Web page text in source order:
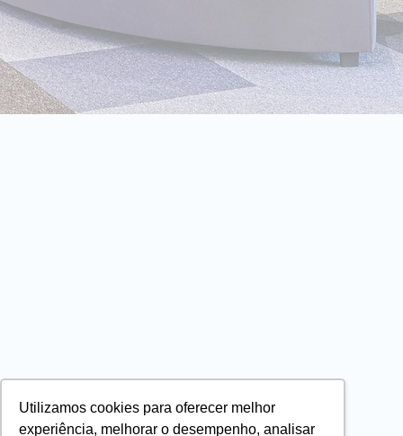
Utilizamos cookies para oferecer melhor
experiência, melhorar o desempenho, analisar